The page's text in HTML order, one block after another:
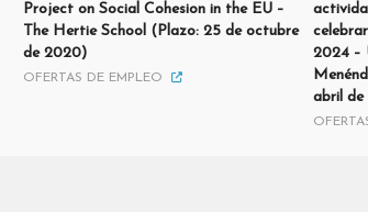
Project on Social Cohesion in the EU –
The Hertie School (Plazo: 25 de octubre
de 2020)
OFERTAS DE EMPLEO
2024 –
abril